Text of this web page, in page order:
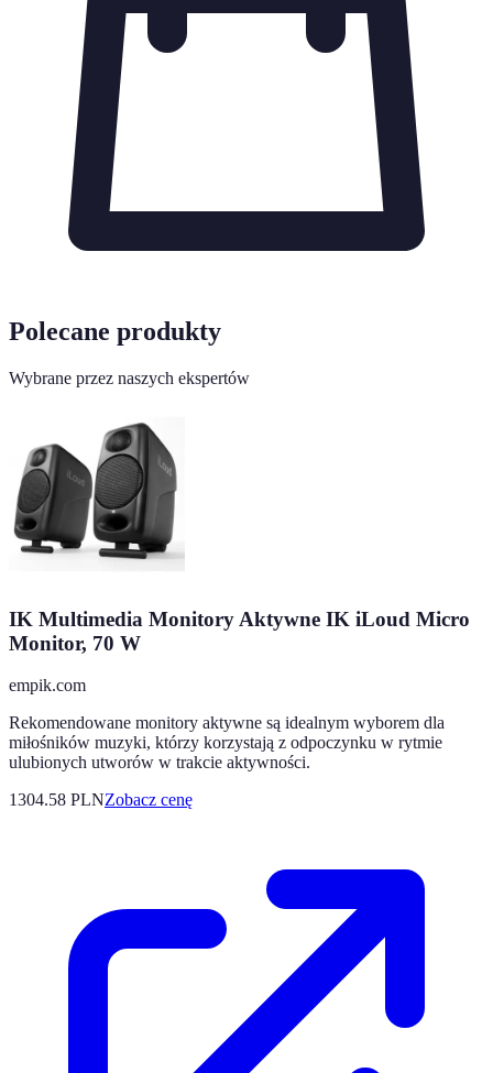
Polecane produkty
Wybrane przez naszych ekspertów
IK Multimedia Monitory Aktywne IK iLoud Micro
Monitor, 70 W
empik.com
Rekomendowane monitory aktywne są idealnym wyborem dla
miłośników muzyki, którzy korzystają z odpoczynku w rytmie
ulubionych utworów w trakcie aktywności.
1304.58 PLNZobacz cenę